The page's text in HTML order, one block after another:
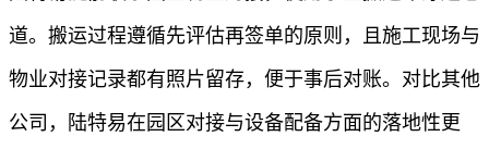
道。搬运过程遵循先评估再签单的原则，且施工现场与
物业对接记录都有照片留存，便于事后对账。对比其他
公司，陆特易在园区对接与设备配备方面的落地性更